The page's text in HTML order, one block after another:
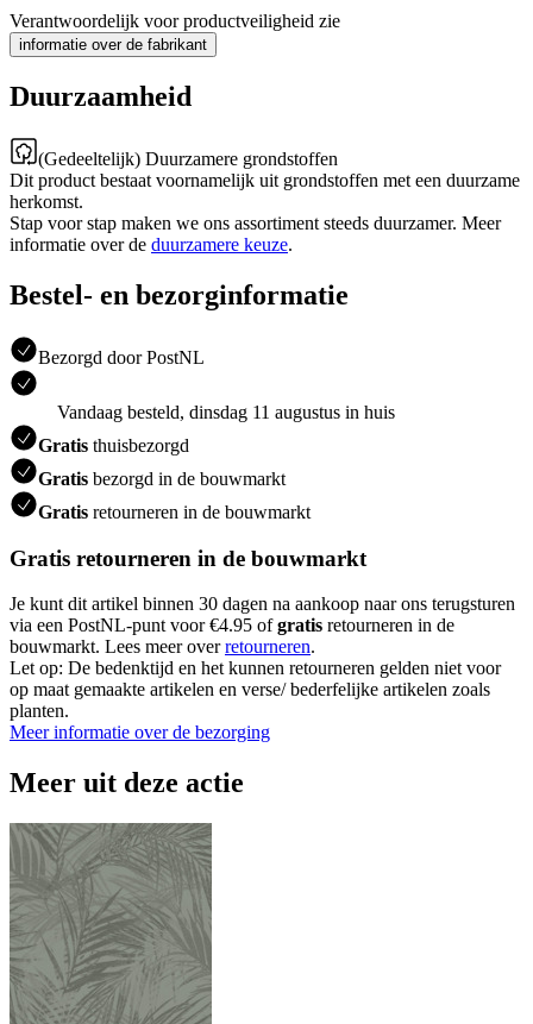
Verantwoordelijk voor productveiligheid zie
informatie over de fabrikant
Duurzaamheid
(Gedeeltelijk) Duurzamere grondstoffen
Dit product bestaat voornamelijk uit grondstoffen met een duurzame
herkomst.
Stap voor stap maken we ons assortiment steeds duurzamer. Meer
informatie over de duurzamere keuze.
Bestel- en bezorginformatie
Bezorgd door PostNL
Vandaag besteld, dinsdag 11 augustus in huis
Gratis thuisbezorgd
Gratis bezorgd in de bouwmarkt
Gratis retourneren in de bouwmarkt
Gratis retourneren in de bouwmarkt
Je kunt dit artikel binnen 30 dagen na aankoop naar ons terugsturen
via een PostNL-punt voor €4.95 ofgratis retourneren in de
bouwmarkt. Lees meer overretourneren.
Let op: De bedenktijd en het kunnen retourneren gelden niet voor
op maat gemaakte artikelen en verse/ bederfelijke artikelen zoals
planten.
Meer informatie over de bezorging
Meer uit deze actie